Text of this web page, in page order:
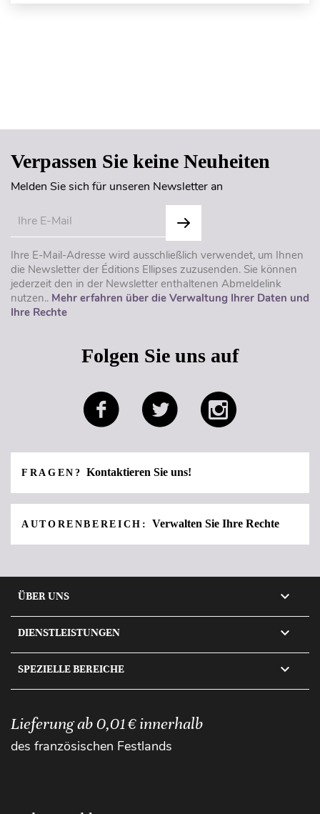
Verpassen Sie keine Neuheiten
Melden Sie sich für unseren Newsletter an
Ihre E-Mail-Adresse wird ausschließlich verwendet, um Ihnen
die Newsletter der Éditions Ellipses zuzusenden. Sie können
jederzeit den in der Newsletter enthaltenen Abmeldelink
nutzen.. Mehr erfahren über die Verwaltung Ihrer Daten und
Ihre Rechte
Folgen Sie uns auf
FRAGEN?Kontaktieren Sie uns!
AUTORENBEREICH: Verwalten Sie Ihre Rechte
ÜBER UNS 
DIENSTLEISTUNGEN 
SPEZIELLE BEREICHE 
Lieferung ab 0,01 € innerhalb
des französischen Festlands